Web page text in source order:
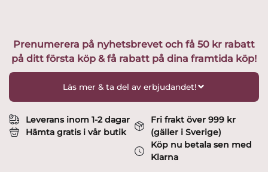
Prenumerera på nyhetsbrevet och få 50 kr rabatt
på ditt första köp & få rabatt på dina framtida köp!
Läs mer & ta del av erbjudandet!
Leverans inom 1-2 dagar
Hämta gratis i vår butik
Fri frakt över 999 kr
(gäller i Sverige)
Köp nu betala sen med
Klarna